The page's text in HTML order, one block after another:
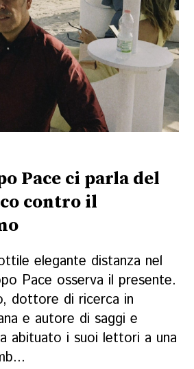
Pace ci parla del
contro il
elegante distanza nel
Pace osserva il presente.
dottore di ricerca in
e autore di saggi e
abituato i suoi lettori a una